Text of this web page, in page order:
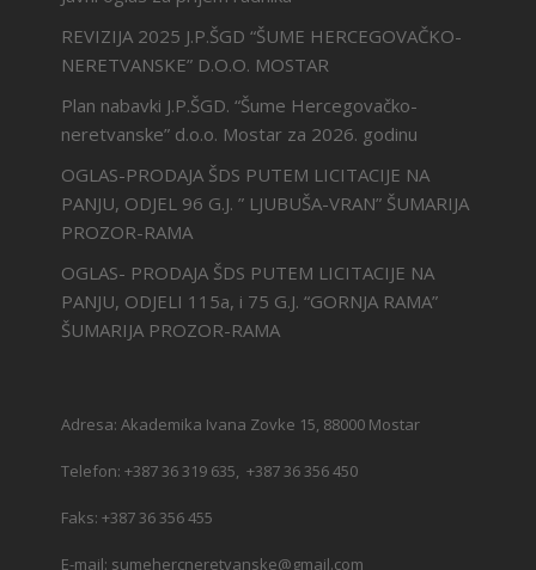
REVIZIJA 2025 J.P.ŠGD “ŠUME HERCEGOVAČKO-
NERETVANSKE” D.O.O. MOSTAR
Plan nabavki J.P.ŠGD. “Šume Hercegovačko-
neretvanske” d.o.o. Mostar za 2026. godinu
OGLAS-PRODAJA ŠDS PUTEM LICITACIJE NA
PANJU, ODJEL 96 G.J. ” LJUBUŠA-VRAN” ŠUMARIJA
PROZOR-RAMA
OGLAS- PRODAJA ŠDS PUTEM LICITACIJE NA
PANJU, ODJELI 115a, i 75 G.J. “GORNJA RAMA”
ŠUMARIJA PROZOR-RAMA
Adresa: Akademika Ivana Zovke 15, 88000 Mostar
Telefon: +387 36 319 635, +387 36 356 450
Faks: +387 36 356 455
E-mail: sumehercneretvanske@gmail.com